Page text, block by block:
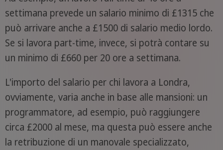
settimana prevede un salario minimo di £1315 che
può arrivare anche a £1500 di salario medio lordo.
Se si lavora part-time, invece, si potrà contare su
un minimo di £660 per 20 ore a settimana.
L'importo del salario per chi lavora a Londra,
ovviamente, varia anche in base alle mansioni: un
programmatore, ad esempio, può raggiungere
circa £2000 al mese, ma questa può essere anche
la retribuzione di un manovale specializzato,